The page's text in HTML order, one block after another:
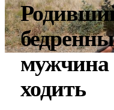
мужчина
ходить